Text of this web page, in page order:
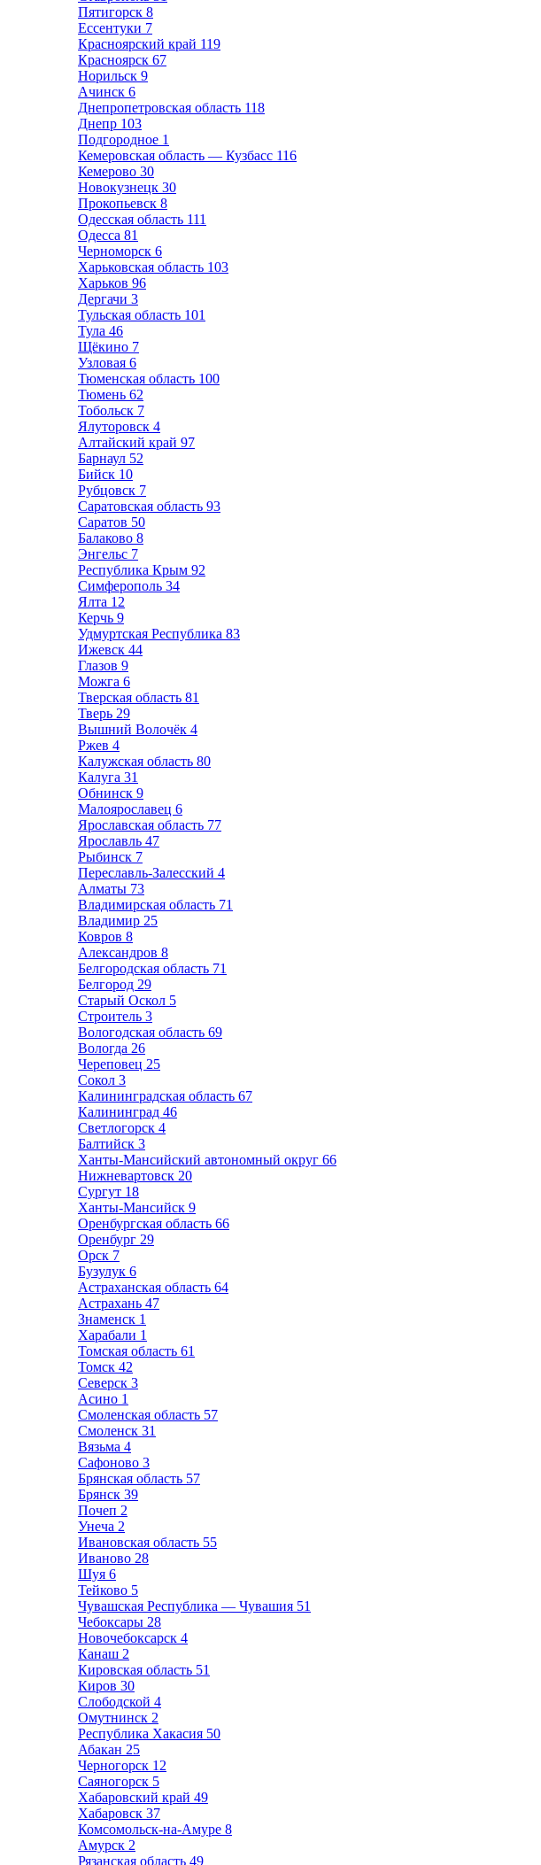
Пятигорск 8
Ессентуки 7
Красноярский край 119
Красноярск 67
Норильск 9
Ачинск 6
Днепропетровская область 118
Днепр 103
Подгородное 1
Кемеровская область — Кузбасс 116
Кемерово 30
Новокузнецк 30
Прокопьевск 8
Одесская область 111
Одесса 81
Черноморск 6
Харьковская область 103
Харьков 96
Дергачи 3
Тульская область 101
Тула 46
Щёкино 7
Узловая 6
Тюменская область 100
Тюмень 62
Тобольск 7
Ялуторовск 4
Алтайский край 97
Барнаул 52
Бийск 10
Рубцовск 7
Саратовская область 93
Саратов 50
Балаково 8
Энгельс 7
Республика Крым 92
Симферополь 34
Ялта 12
Керчь 9
Удмуртская Республика 83
Ижевск 44
Глазов 9
Можга 6
Тверская область 81
Тверь 29
Вышний Волочёк 4
Ржев 4
Калужская область 80
Калуга 31
Обнинск 9
Малоярославец 6
Ярославская область 77
Ярославль 47
Рыбинск 7
Переславль-Залесский 4
Алматы 73
Владимирская область 71
Владимир 25
Ковров 8
Александров 8
Белгородская область 71
Белгород 29
Старый Оскол 5
Строитель 3
Вологодская область 69
Вологда 26
Череповец 25
Сокол 3
Калининградская область 67
Калининград 46
Светлогорск 4
Балтийск 3
Ханты-Мансийский автономный округ 66
Нижневартовск 20
Сургут 18
Ханты-Мансийск 9
Оренбургская область 66
Оренбург 29
Орск 7
Бузулук 6
Астраханская область 64
Астрахань 47
Знаменск 1
Харабали 1
Томская область 61
Томск 42
Северск 3
Асино 1
Смоленская область 57
Смоленск 31
Вязьма 4
Сафоново 3
Брянская область 57
Брянск 39
Почеп 2
Унеча 2
Ивановская область 55
Иваново 28
Шуя 6
Тейково 5
Чувашская Республика — Чувашия 51
Чебоксары 28
Новочебоксарск 4
Канаш 2
Кировская область 51
Киров 30
Слободской 4
Омутнинск 2
Республика Хакасия 50
Абакан 25
Черногорск 12
Саяногорск 5
Хабаровский край 49
Хабаровск 37
Комсомольск-на-Амуре 8
Амурск 2
Рязанская область 49